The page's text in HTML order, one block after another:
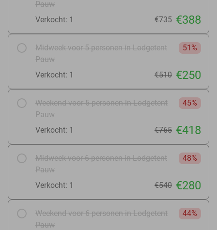
Pauw
Verkocht: 1 €735 €388
Midweek voor 5 personen in Lodgetent
Pauw
51%
Verkocht: 1 €510 €250
Weekend voor 5 personen in Lodgetent
Pauw
45%
Verkocht: 1 €765 €418
Midweek voor 6 personen in Lodgetent
Pauw
48%
Verkocht: 1 €540 €280
Weekend voor 6 personen in Lodgetent
Pauw
44%